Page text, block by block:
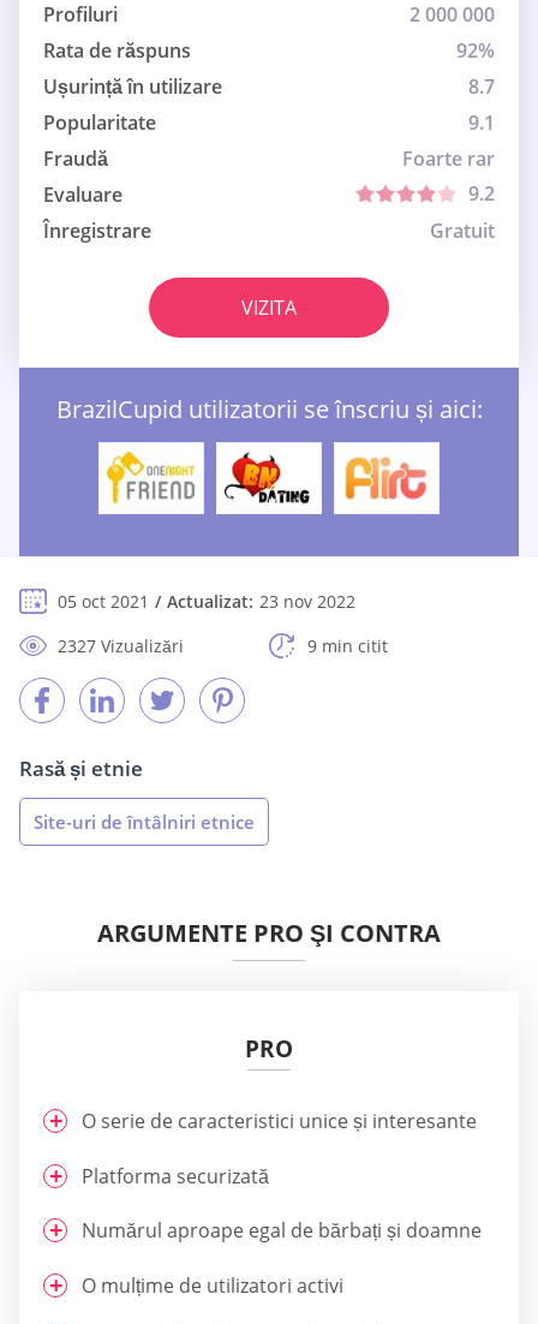
Profiluri
2 000 000
Rata de răspuns
92%
Ușurință în utilizare
8.7
Popularitate
9.1
Fraudă
Foarte rar
Evaluare
9.2
Înregistrare
Gratuit
VIZITA
BrazilCupid utilizatorii se înscriu și aici:
05 oct 2021 Actualizat: 23 nov 2022
2327 Vizualizări
9 min citit
Rasă și etnie
Site-uri de întâlniri etnice
ARGUMENTE PRO ŞI CONTRA
PRO
O serie de caracteristici unice și interesante
Platforma securizată
Numărul aproape egal de bărbați și doamne
O mulțime de utilizatori activi